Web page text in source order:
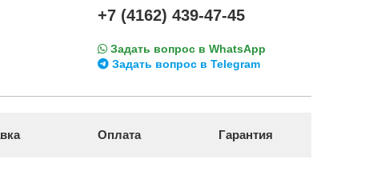
+7 (4162) 439-47-45
Задать вопрос в WhatsApp
Задать вопрос в Telegram
Оплата Гарантия